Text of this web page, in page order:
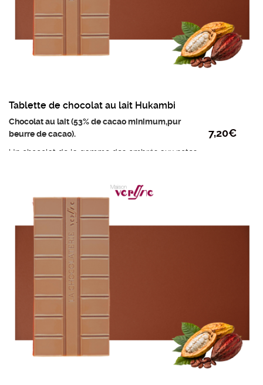
Tablette de chocolat au lait Hukambi
Chocolat au lait (53% de cacao minimum,pur
beurre de cacao).
Un chocolat de la gamme des ombrés aux notes
roux, beurre de cacao, lait entier en poudre
(France), vanille de Madagascar
Poids mini : 95g
Prix au kilo : 75,80 €
7,20€